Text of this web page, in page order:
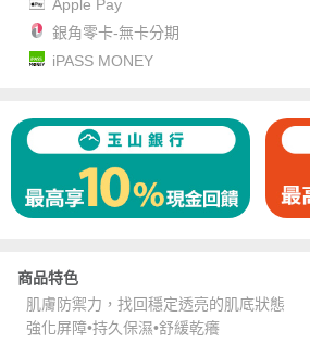
Apple Pay
銀角零卡-無卡分期
iPASS MONEY
商品特色
肌膚防禦力，找回穩定透亮的肌底狀態
強化屏障•持久保濕•舒緩乾癢